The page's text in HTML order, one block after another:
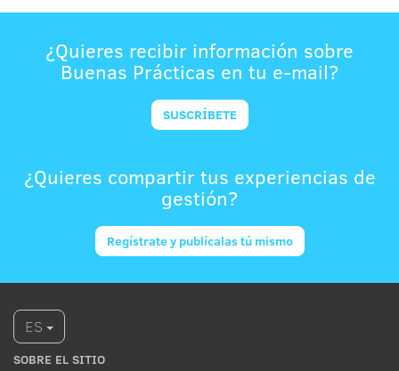
¿Quieres recibir información sobre
Buenas Prácticas en tu e-mail?
SUSCRÍBETE
¿Quieres compartir tus experiencias de
gestión?
Regístrate y publícalas tú mismo
ES
SOBRE EL SITIO